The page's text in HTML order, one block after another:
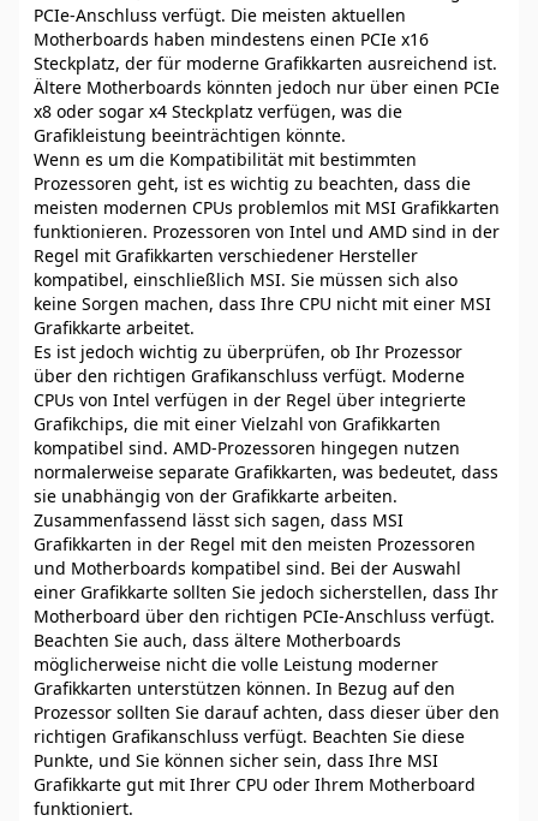
PCIe-Anschluss verfügt. Die meisten aktuellen
Motherboards haben mindestens einen PCIe x16
Steckplatz, der für moderne Grafikkarten ausreichend ist.
Ältere Motherboards könnten jedoch nur über einen PCIe
x8 oder sogar x4 Steckplatz verfügen, was die
Grafikleistung beeinträchtigen könnte.
Wenn es um die Kompatibilität mit bestimmten
Prozessoren geht, ist es wichtig zu beachten, dass die
meisten modernen CPUs problemlos mit MSI Grafikkarten
funktionieren. Prozessoren von Intel und AMD sind in der
Regel mit Grafikkarten verschiedener Hersteller
kompatibel, einschließlich MSI. Sie müssen sich also
keine Sorgen machen, dass Ihre CPU nicht mit einer MSI
Grafikkarte arbeitet.
Es ist jedoch wichtig zu überprüfen, ob Ihr Prozessor
über den richtigen Grafikanschluss verfügt. Moderne
CPUs von Intel verfügen in der Regel über integrierte
Grafikchips, die mit einer Vielzahl von Grafikkarten
kompatibel sind. AMD-Prozessoren hingegen nutzen
normalerweise separate Grafikkarten, was bedeutet, dass
sie unabhängig von der Grafikkarte arbeiten.
Zusammenfassend lässt sich sagen, dass MSI
Grafikkarten in der Regel mit den meisten Prozessoren
und Motherboards kompatibel sind. Bei der Auswahl
einer Grafikkarte sollten Sie jedoch sicherstellen, dass Ihr
Motherboard über den richtigen PCIe-Anschluss verfügt.
Beachten Sie auch, dass ältere Motherboards
möglicherweise nicht die volle Leistung moderner
Grafikkarten unterstützen können. In Bezug auf den
Prozessor sollten Sie darauf achten, dass dieser über den
richtigen Grafikanschluss verfügt. Beachten Sie diese
Punkte, und Sie können sicher sein, dass Ihre MSI
Grafikkarte gut mit Ihrer CPU oder Ihrem Motherboard
funktioniert.